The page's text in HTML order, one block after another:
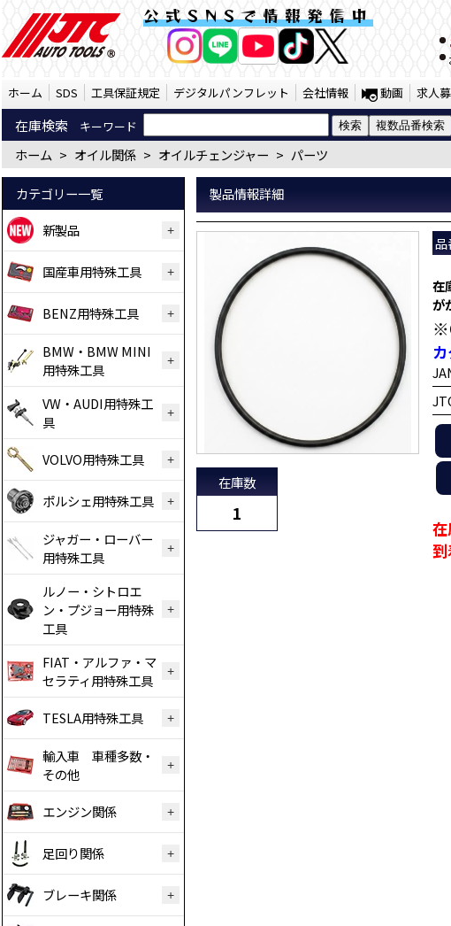
※Oリング（JTC1020-7） | JTC Auto
公式SNSで情報発信中
ホーム
SDS 工具保証規定 デジタルパンフレット 会社情報 動画 求人
在庫検索 キーワード
ホーム > オイル関係 > オイルチェンジャー > パーツ
カテゴリー一覧
新製品
国産車用特殊工具
BENZ用特殊工具
BMW・BMW MINI
用特殊工具
VW・AUDI用特殊工
具
VOLVO用特殊工具
ポルシェ用特殊工具
ジャガー・ローバー
用特殊工具
ルノー・シトロエ
ン・プジョー用特殊
工具
FIAT・アルファ・マ
セラティ用特殊工具
TESLA用特殊工具
輸入車 車種多数・
その他
エンジン関係
足回り関係
ブレーキ関係
製品情報詳細
在庫数
1
品
在
が
到